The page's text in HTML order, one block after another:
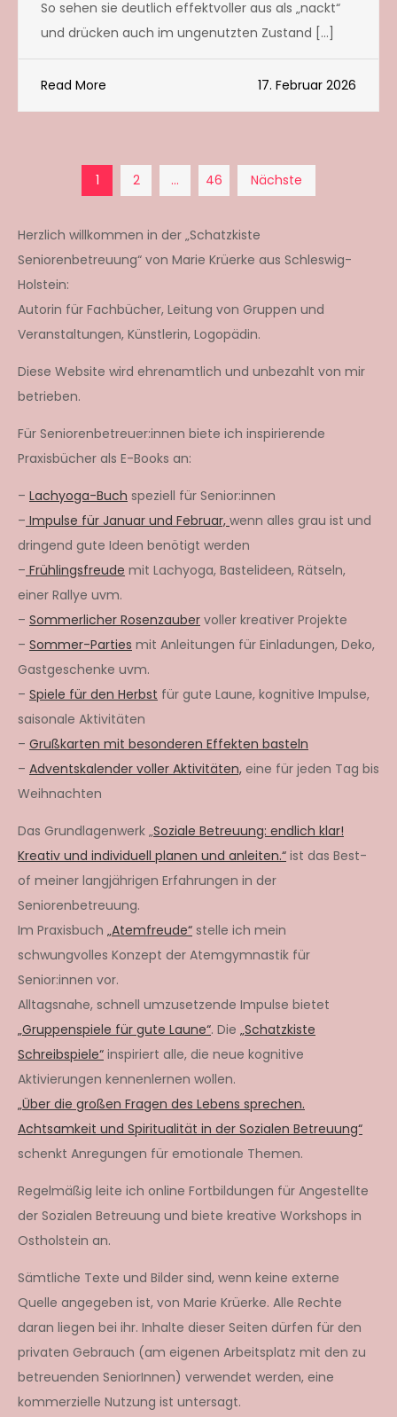
So sehen sie deutlich effektvoller aus als „nackt“
und drücken auch im ungenutzten Zustand […]
Read More 17. Februar 2026
der
Beiträge
1 2 … 46 Nächste
Herzlich willkommen in der „Schatzkiste
Seniorenbetreuung“ von Marie Krüerke aus Schleswig-
Holstein:
Autorin für Fachbücher, Leitung von Gruppen und
Veranstaltungen, Künstlerin, Logopädin.
Diese Website wird ehrenamtlich und unbezahlt von mir
betrieben.
Für Seniorenbetreuer:innen biete ich inspirierende
Praxisbücher als E-Books an:
– Lachyoga-Buch speziell für Senior:innen
– Impulse für Januar und Februar, wenn alles grau ist und
dringend gute Ideen benötigt werden
– Frühlingsfreude mit Lachyoga, Bastelideen, Rätseln,
einer Rallye uvm.
– Sommerlicher Rosenzauber voller kreativer Projekte
– Sommer-Parties mit Anleitungen für Einladungen, Deko,
Gastgeschenke uvm.
– Spiele für den Herbst für gute Laune, kognitive Impulse,
saisonale Aktivitäten
– Grußkarten mit besonderen Effekten basteln
– Adventskalender voller Aktivitäten, eine für jeden Tag bis
Weihnachten
Das Grundlagenwerk „Soziale Betreuung: endlich klar!
Kreativ und individuell planen und anleiten.“ ist das Best-
of meiner langjährigen Erfahrungen in der
Seniorenbetreuung.
Im Praxisbuch „Atemfreude“ stelle ich mein
schwungvolles Konzept der Atemgymnastik für
Senior:innen vor.
Alltagsnahe, schnell umzusetzende Impulse bietet
„Gruppenspiele für gute Laune“. Die „Schatzkiste
Schreibspiele“ inspiriert alle, die neue kognitive
Aktivierungen kennenlernen wollen.
„Über die großen Fragen des Lebens sprechen.
Achtsamkeit und Spiritualität in der Sozialen Betreuung“
schenkt Anregungen für emotionale Themen.
Regelmäßig leite ich online Fortbildungen für Angestellte
der Sozialen Betreuung und biete kreative Workshops in
Ostholstein an.
Sämtliche Texte und Bilder sind, wenn keine externe
Quelle angegeben ist, von Marie Krüerke. Alle Rechte
daran liegen bei ihr. Inhalte dieser Seiten dürfen für den
privaten Gebrauch (am eigenen Arbeitsplatz mit den zu
betreuenden SeniorInnen) verwendet werden, eine
kommerzielle Nutzung ist untersagt.